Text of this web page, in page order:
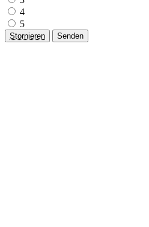
4
5
Stornieren Senden